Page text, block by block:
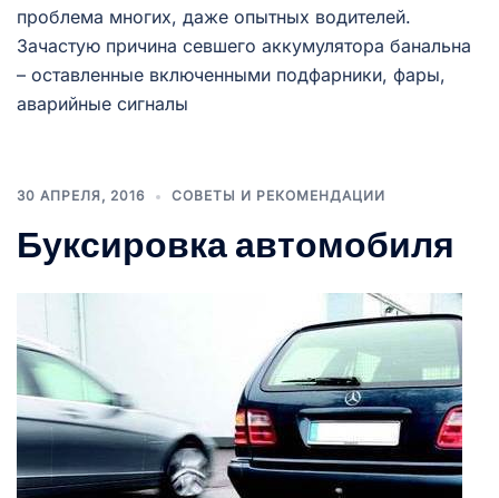
проблема многих, даже опытных водителей.
Зачастую причина севшего аккумулятора банальна
– оставленные включенными подфарники, фары,
аварийные сигналы
30 АПРЕЛЯ, 2016 СОВЕТЫ И РЕКОМЕНДАЦИИ
Буксировка автомобиля